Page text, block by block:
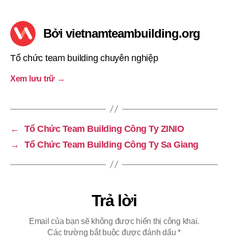
Bởi vietnamteambuilding.org
Tổ chức team building chuyên nghiệp
Xem lưu trữ →
←
Tổ Chức Team Building Công Ty ZINIO
→
Tổ Chức Team Building Công Ty Sa Giang
Trả lời
Email của bạn sẽ không được hiển thị công khai.
Các trường bắt buộc được đánh dấu*